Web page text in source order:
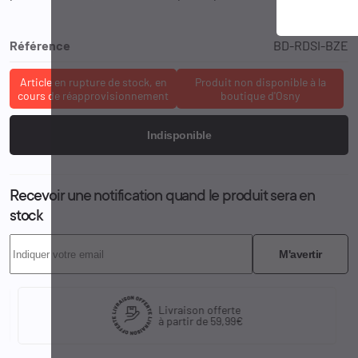
Référence BD-RDSI-BZE
Article en rupture de stock, en
cours de réapprovisionnement
Produit non disponible à la
boutique d'Osny
Indisponible
Recevoir une notification quand le produit sera en
stock
M'avertir
Livraison offerte
à partir de 59,99€